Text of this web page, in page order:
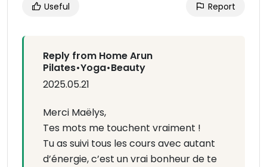
Useful Report
Reply from Home Arun
Pilates•Yoga•Beauty
2025.05.21
Merci Maëlys,
Tes mots me touchent vraiment !
Tu as suivi tous les cours avec autant
d’énergie, c’est un vrai bonheur de te